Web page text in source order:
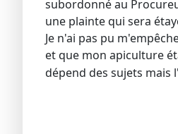
subordonné au
une plainte qui sera
Je n'ai pas pu
et que mon apiculture
dépend des sujets